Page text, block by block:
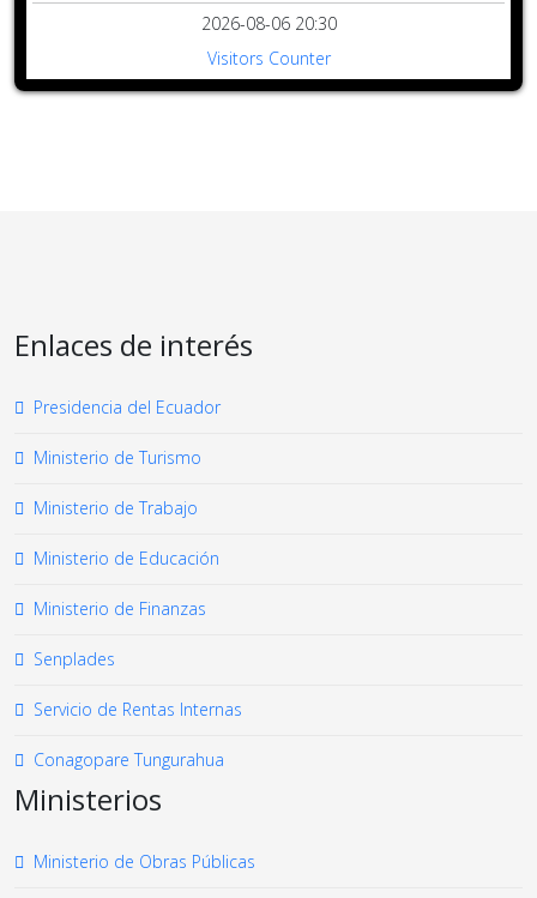
2026-08-06 20:30
Visitors Counter
Enlaces de interés
Presidencia del Ecuador
Ministerio de Turismo
Ministerio de Trabajo
Ministerio de Educación
Ministerio de Finanzas
Senplades
Servicio de Rentas Internas
Conagopare Tungurahua
Ministerios
Ministerio de Obras Públicas